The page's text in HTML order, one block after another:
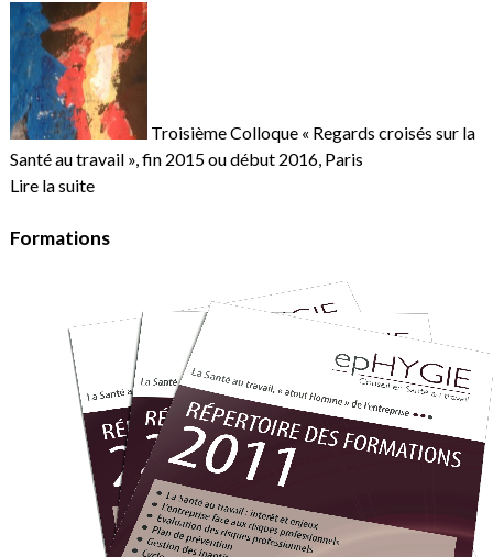
Troisième Colloque « Regards croisés sur la
Santé au travail », fin 2015 ou début 2016, Paris
Lire la suite
Formations